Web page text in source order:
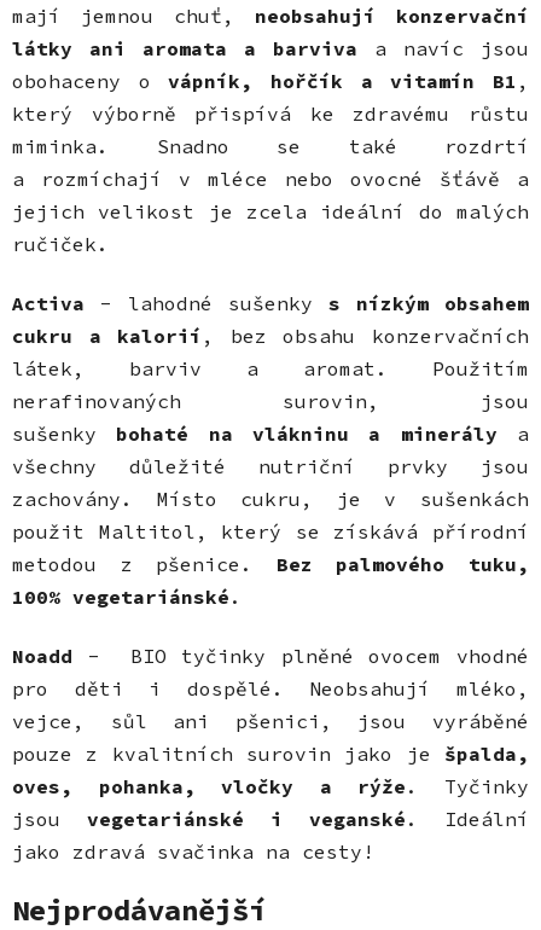
mají jemnou chuť, neobsahují konzervační
látky ani aromata a barviva a navíc jsou
obohaceny o vápník, hořčík a vitamín B1 ,
který výborně přispívá ke zdravému růstu
miminka. Snadno se také rozdrtí
a rozmíchají v mléce nebo ovocné šťávě a
jejich velikost je zcela ideální do malých
ručiček.
Activa - lahodné sušenky s nízkým obsahem
cukru a kalorií , bez obsahu konzervačních
látek, barviv a aromat. Použitím
nerafinovaných surovin, jsou
sušenky bohaté na vlákninu a minerály a
všechny důležité nutriční prvky jsou
zachovány. Místo cukru, je v sušenkách
použit Maltitol, který se získává přírodní
metodou z pšenice. Bez palmového tuku,
100% vegetariánské .
Noadd
- BIO tyčinky plněné ovocem vhodné
pro děti i dospělé. Neobsahují mléko,
vejce, sůl ani pšenici, jsou vyráběné
pouze z kvalitních surovin jako je špalda,
oves, pohanka, vločky a rýže . Tyčinky
jsou vegetariánské i veganské . Ideální
jako zdravá svačinka na cesty!
Nejprodávanější